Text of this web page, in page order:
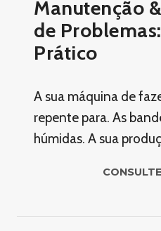
Manutenção
de
Prático
A sua máquina de
repente para. As
húmidas. A sua